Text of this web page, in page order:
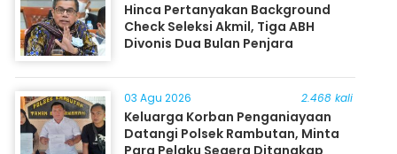
Hinca Pertanyakan Background
Check Seleksi Akmil, Tiga ABH
Divonis Dua Bulan Penjara
03 Agu 2026 2.468 kali
Keluarga Korban Penganiayaan
Datangi Polsek Rambutan, Minta